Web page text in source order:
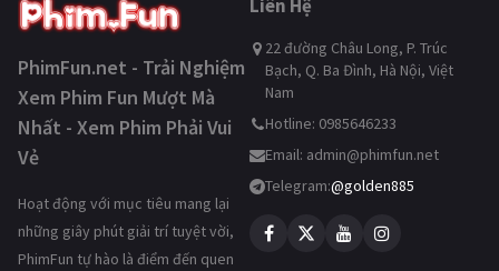
PhimFun.net - Trải Nghiệm
Xem Phim Fun Mượt Mà
Nhất - Xem Phim Phải Vui
Vẻ
Hoạt động với mục tiêu mang lại
những giây phút giải trí tuyệt vời,
PhimFun tự hào là điểm đến quen
Liên Hệ
22 đường Châu Long, P. Trúc
Bạch, Q. Ba Đình, Hà Nội, Việt
Nam
Hotline: 0985646233
Email: admin@phimfun.net
Telegram:@golden885